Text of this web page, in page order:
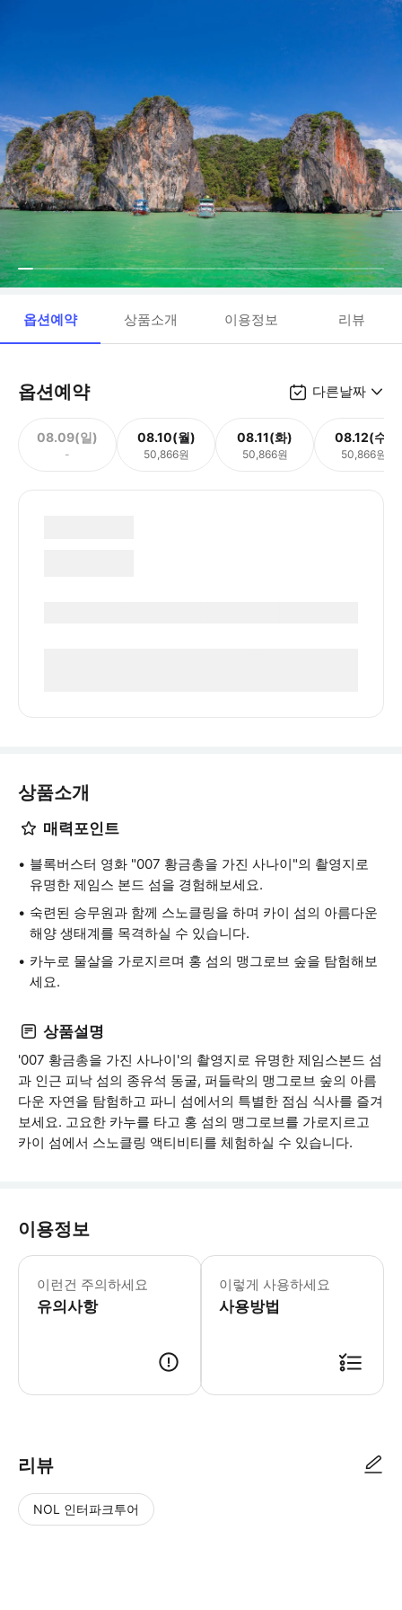
옵션예약 상품소개 이용정보 리뷰
옵션예약 다른날짜
08.09(일)
-
08.10(월)
50,866원
08.11(화)
50,866원
08.12(수)
50,866원
상품소개
매력포인트
블록버스터 영화 "007 황금총을 가진 사나이"의 촬영지로
유명한 제임스 본드 섬을 경험해보세요.
숙련된 승무원과 함께 스노클링을 하며 카이 섬의 아름다운
해양 생태계를 목격하실 수 있습니다.
카누로 물살을 가로지르며 홍 섬의 맹그로브 숲을 탐험해보
세요.
상품설명
'007 황금총을 가진 사나이'의 촬영지로 유명한 제임스본드 섬
과 인근 피낙 섬의 종유석 동굴, 퍼들락의 맹그로브 숲의 아름
다운 자연을 탐험하고 파니 섬에서의 특별한 점심 식사를 즐겨
보세요. 고요한 카누를 타고 홍 섬의 맹그로브를 가로지르고
카이 섬에서 스노클링 액티비티를 체험하실 수 있습니다.
이용정보
이런건 주의하세요
유의사항
어린이 규정: -무료: 4세 미만 -본 투
이렇게 사용하세요
사용방법
리뷰
NOL 인터파크투어